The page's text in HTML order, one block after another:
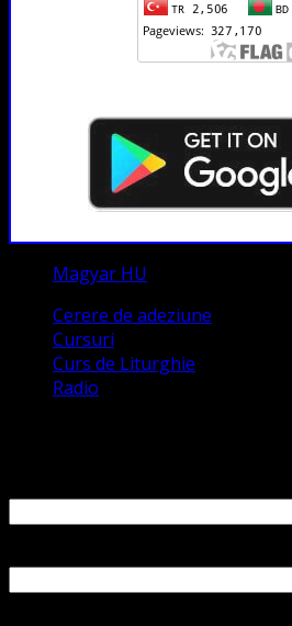
Magyar HU
Cerere de adeziune
Cursuri
Curs de Liturghie
Radio